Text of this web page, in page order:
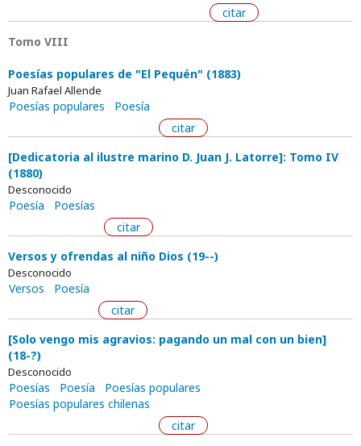
citar
Tomo VIII
Poesías populares de "El Pequén" (1883)
Juan Rafael Allende
Poesías populares
Poesía
citar
[Dedicatoria al ilustre marino D. Juan J. Latorre]: Tomo IV
(1880)
Desconocido
Poesía
Poesías
citar
Versos y ofrendas al niño Dios (19--)
Desconocido
Versos
Poesía
citar
[Solo vengo mis agravios: pagando un mal con un bien]
(18-?)
Desconocido
Poesías Poesía
Poesías populares
Poesías populares chilenas
citar